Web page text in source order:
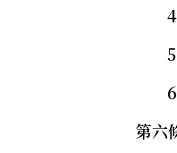
4.
5.
6.
第六